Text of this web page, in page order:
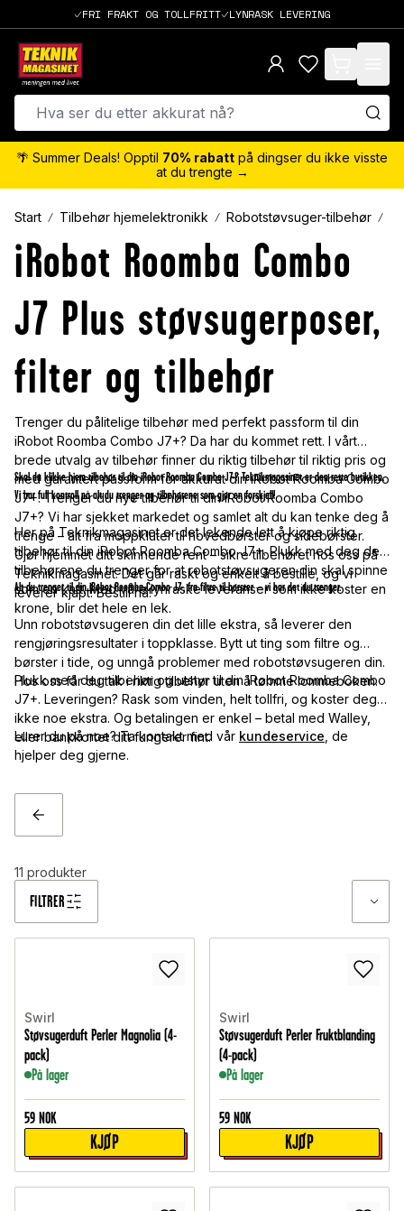
FRI FRAKT OG TOLLFRITT LYNRASK LEVERING
items in cart,
🌴 Summer Deals! Opptil 70% rabatt på dingser du ikke visste
at du trengte →
Start Tilbehør hjemelektronikk Robotstøvsuger-tilbehør
iRobot Roomba Combo
J7 Plus støvsugerposer,
filter og tilbehør
Trenger du pålitelige tilbehør med perfekt passform til din
iRobot Roomba Combo J7+? Da har du kommet rett. I vårt
brede utvalg av tilbehør finner du riktig tilbehør til riktig pris og
med garantert passform for akkurat din iRobot Roomba Combo
J7+. Trenger du nye tilbehør til din iRobot Roomba Combo
J7+? Vi har sjekket markedet og samlet alt du kan tenke deg å
trenge – alt fra moppkluter til hovedbørster og sidebørster.
Gjør hjemmet ditt skinnende rent – sikre tilbehøret hos oss på
Teknikmagasinet. Det går raskt og enkelt å bestille, og vi
leverer kjapt! Bestill nå!
Skal du klikke hjem tilbehør til din iRobot Roomba Combo J7+? Teknikmagasinet er den rette butikken.
Vi har full kontroll på alt du trenger og tilbehørene som gjør en forskjell!
Her på Teknikmagasinet er det lekende lett å kjøpe riktig
tilbehør til din iRobot Roomba Combo J7+. Plukk med deg de
tilbehørene du trenger for at robotstøvsugeren din skal spinne
som en katt. Med våre lynraske leveranser som ikke koster en
krone, blir det hele en lek.
Alt du trenger til din iRobot Roomba Combo J7+, fra filtre til børster – vi har det du trenger.
Unn robotstøvsugeren din det lille ekstra, så leverer den
rengjøringsresultater i toppklasse. Bytt ut ting som filtre og
børster i tide, og unngå problemer med robotstøvsugeren din.
Hos oss får du tak i riktig tilbehør uten å tømme lommeboken.
Plukk med deg tilbehør og utstyr til din iRobot Roomba Combo
J7+. Leveringen? Rask som vinden, helt tollfri, og koster deg
ikke noe ekstra. Og betalingen er enkel – betal med Walley,
eller bankkortet ditt fungerer fint.
Lurer du på noe? Ta kontakt med vår kundeservice , de
hjelper deg gjerne.
TILBAKE
FILTRER
11 produkter
Swirl
Støvsugerduft Perler Magnolia (4-
pack)
På lager
59 NOK
KJØP
Swirl
Støvsugerduft Perler Fruktblanding
(4-pack)
På lager
59 NOK
KJØP